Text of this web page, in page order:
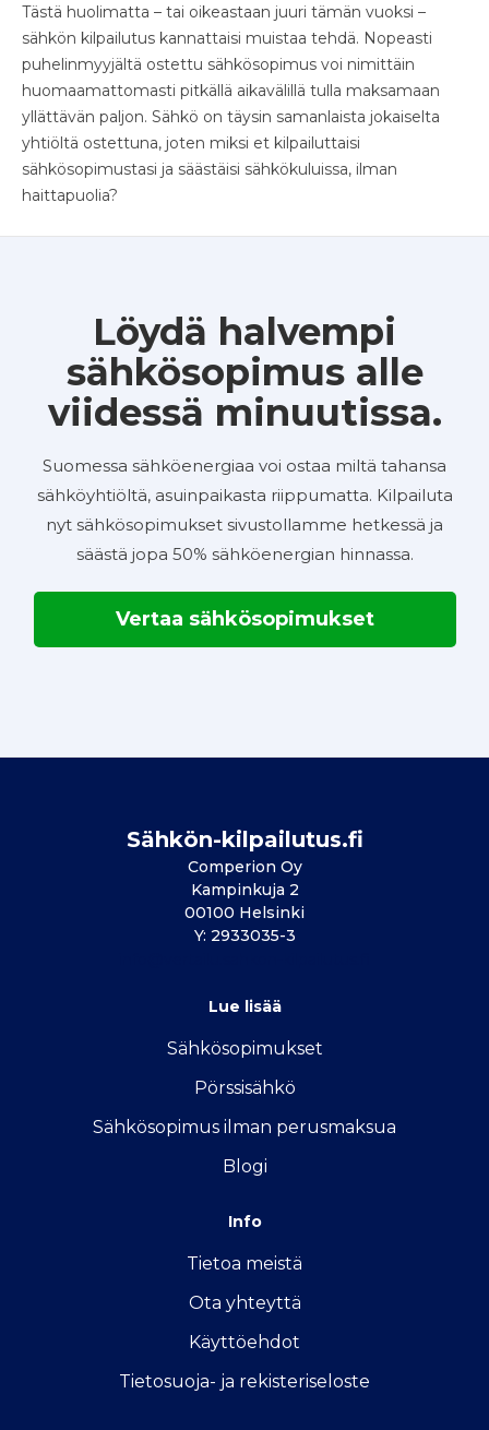
Tästä huolimatta – tai oikeastaan juuri tämän vuoksi –
sähkön kilpailutus kannattaisi muistaa tehdä. Nopeasti
puhelinmyyjältä ostettu sähkösopimus voi nimittäin
huomaamattomasti pitkällä aikavälillä tulla maksamaan
yllättävän paljon. Sähkö on täysin samanlaista jokaiselta
yhtiöltä ostettuna, joten miksi et kilpailuttaisi
sähkösopimustasi ja säästäisi sähkökuluissa, ilman
haittapuolia?
Löydä halvempi
sähkösopimus alle
viidessä minuutissa.
Suomessa sähköenergiaa voi ostaa miltä tahansa
sähköyhtiöltä, asuinpaikasta riippumatta. Kilpailuta
nyt sähkösopimukset sivustollamme hetkessä ja
säästä jopa 50% sähköenergian hinnassa.
Vertaa sähkösopimukset
Sähkön-kilpailutus.fi
Comperion Oy
Kampinkuja 2
00100 Helsinki
Y: 2933035-3
Lue lisää
Sähkösopimukset
Pörssisähkö
Sähkösopimus ilman perusmaksua
Blogi
Info
Tietoa meistä
Ota yhteyttä
Käyttöehdot
Tietosuoja- ja rekisteriseloste